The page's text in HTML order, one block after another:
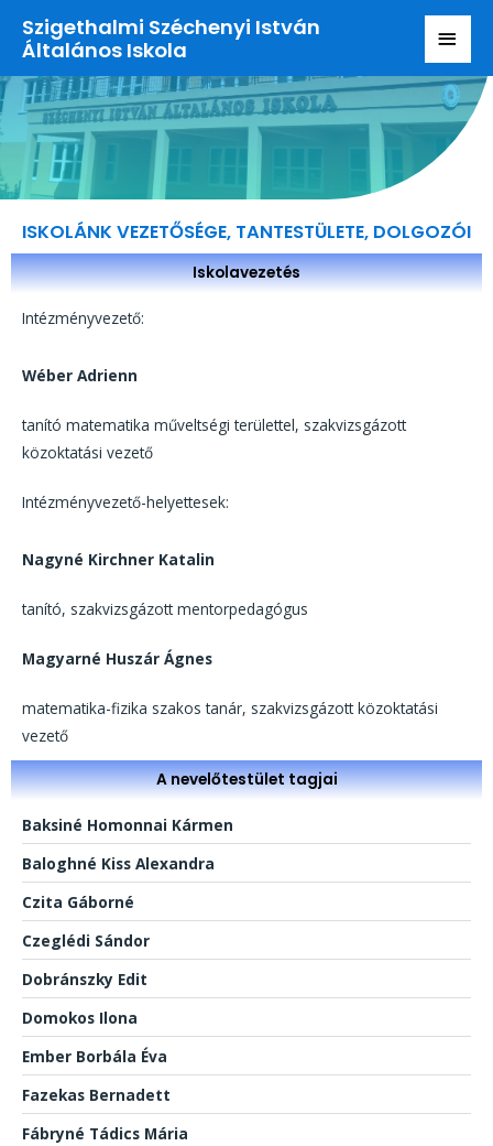
Szigethalmi Széchenyi István
Általános Iskola
ISKOLÁNK VEZETŐSÉGE, TANTESTÜLETE, DOLGOZÓI
Iskolavezetés
Intézményvezető:
Wéber Adrienn
tanító matematika műveltségi területtel, szakvizsgázott
közoktatási vezető
Intézményvezető-helyettesek:
Nagyné Kirchner Katalin
tanító, szakvizsgázott mentorpedagógus
Magyarné Huszár Ágnes
matematika-fizika szakos tanár, szakvizsgázott közoktatási
vezető
A nevelőtestület tagjai
Baksiné Homonnai Kármen
Baloghné Kiss Alexandra
Czita Gáborné
Czeglédi Sándor
Dobránszky Edit
Domokos Ilona
Ember Borbála Éva
Fazekas Bernadett
Fábryné Tádics Mária